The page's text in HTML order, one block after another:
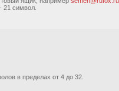
21 символ.
в пределах от 4 до 32.